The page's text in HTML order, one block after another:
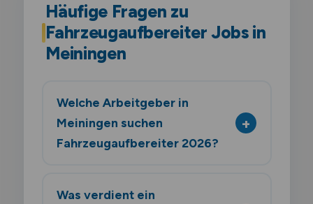
Häufige Fragen zu
Fahrzeugaufbereiter Jobs in
Meiningen
Welche Arbeitgeber in
Meiningen suchen
Fahrzeugaufbereiter 2026?
Was verdient ein